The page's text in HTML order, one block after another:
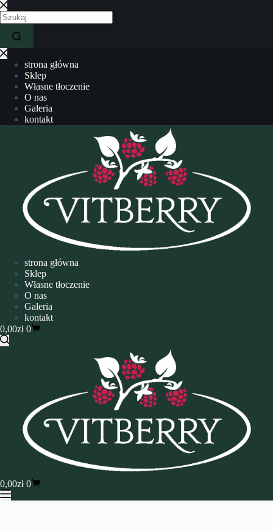
strona główna
Sklep
Własne tłoczenie
O nas
Galeria
kontakt
strona główna
Sklep
Własne tłoczenie
O nas
Galeria
kontakt
0,00zł 0
0,00zł 0